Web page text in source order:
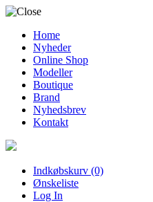
Home
Nyheder
Online Shop
Modeller
Boutique
Brand
Nyhedsbrev
Kontakt
Indkøbskurv (0)
Ønskeliste
Log In